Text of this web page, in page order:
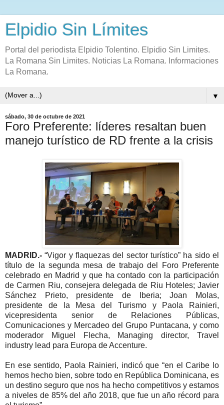
Elpidio Sin Límites
Portal del periodista Elpidio Tolentino. Elpidio Sin Limites.
La Romana Sin Limites. Noticias La Romana. Informaciones
La Romana.
▼
sábado, 30 de octubre de 2021
Foro Preferente: líderes resaltan buen
manejo turístico de RD frente a la crisis
MADRID.-“Vigor y flaquezas del sector turístico” ha sido el
título de la segunda mesa de trabajo del Foro Preferente
celebrado en Madrid y que ha contado con la participación
de Carmen Riu, consejera delegada de Riu Hoteles; Javier
Sánchez Prieto, presidente de Iberia; Joan Molas,
presidente de la Mesa del Turismo y Paola Rainieri,
vicepresidenta senior de Relaciones Públicas,
Comunicaciones y Mercadeo del Grupo Puntacana, y como
moderador Miguel Flecha, Managing director, Travel
industry lead para Europa de Accenture.
En ese sentido, Paola Rainieri, indicó que “en el Caribe lo
hemos hecho bien, sobre todo en República Dominicana, es
un destino seguro que nos ha hecho competitivos y estamos
a niveles de 85% del año 2018, que fue un año récord para